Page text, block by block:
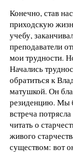
Конечно, став
приходскую
учебу,
преподаватели
мои трудности.
Начались
обратиться к
матушкой. Он
резиденцию. Мы
встреча
читать о
живого
существом: вот